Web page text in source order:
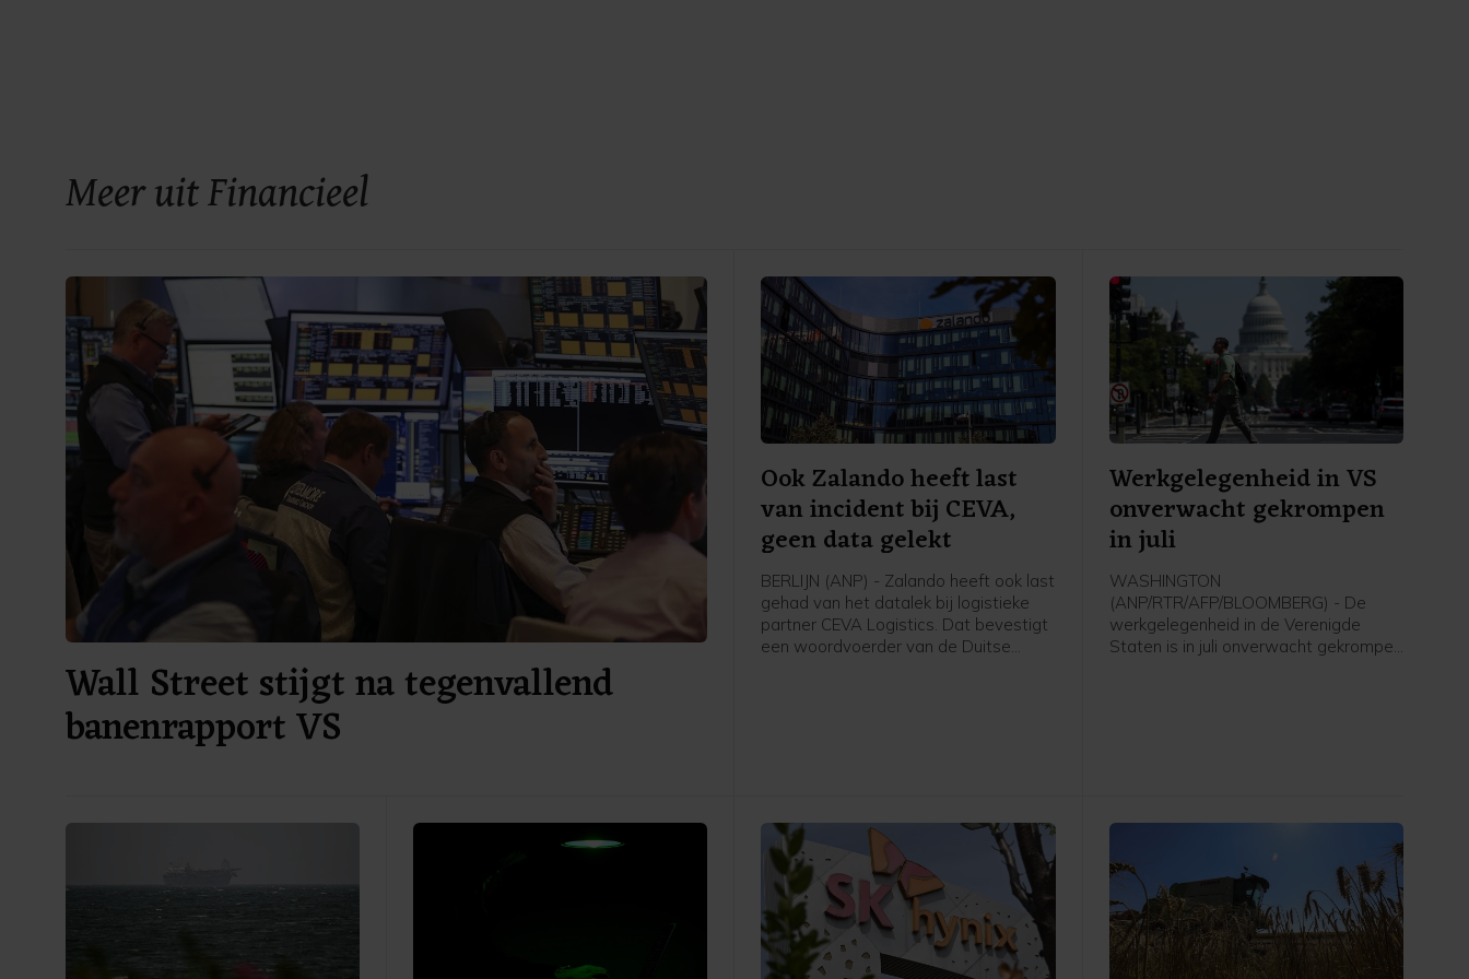
Meer uit Financieel
Wall Street stijgt na tegenvallend
banenrapport VS
Ook Zalando heeft last
van incident bij CEVA,
geen data gelekt
BERLIJN (ANP) - Zalando heeft ook last
gehad van het datalek bij logistieke
partner CEVA Logistics. Dat bevestigt
een woordvoerder van de Duitse
het incident zijn getroffen.
Werkgelegenheid in VS
onverwacht gekrompen
in juli
WASHINGTON
(ANP/RTR/AFP/BLOOMBERG) - De
werkgelegenheid in de Verenigde
Staten is in juli onverwacht gekrompen
het om een aanwas met 20.000
een groei met 57.000 arbeidsplaatsen
gemeld.